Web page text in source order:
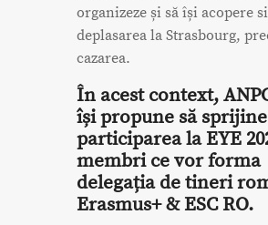
organizeze și să își acopere
deplasarea la Strasbourg,
cazarea.
În acest context,
își propune să sprijine
participarea la EYE
membri ce vor forma
delegația de tineri
Erasmus+ & ESC RO.